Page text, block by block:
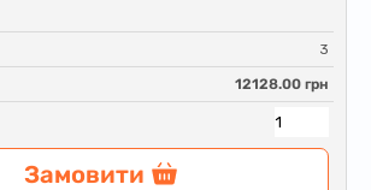
3
12128.00 грн
Замовити